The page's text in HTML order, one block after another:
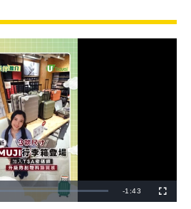
R
-1:43
u